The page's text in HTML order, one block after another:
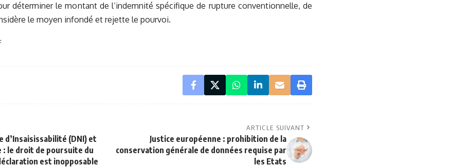
déterminer le montant de l’indemnité spécifique de rupture conventionnelle, de
le moyen infondé et rejette le pourvoi.
d’Insaisissabilité (DNI) et
: le droit de poursuite du
est inopposable
ARTICLE SUIVANT
Justice européenne : prohibition de la
conservation générale de données requise par
les Etats